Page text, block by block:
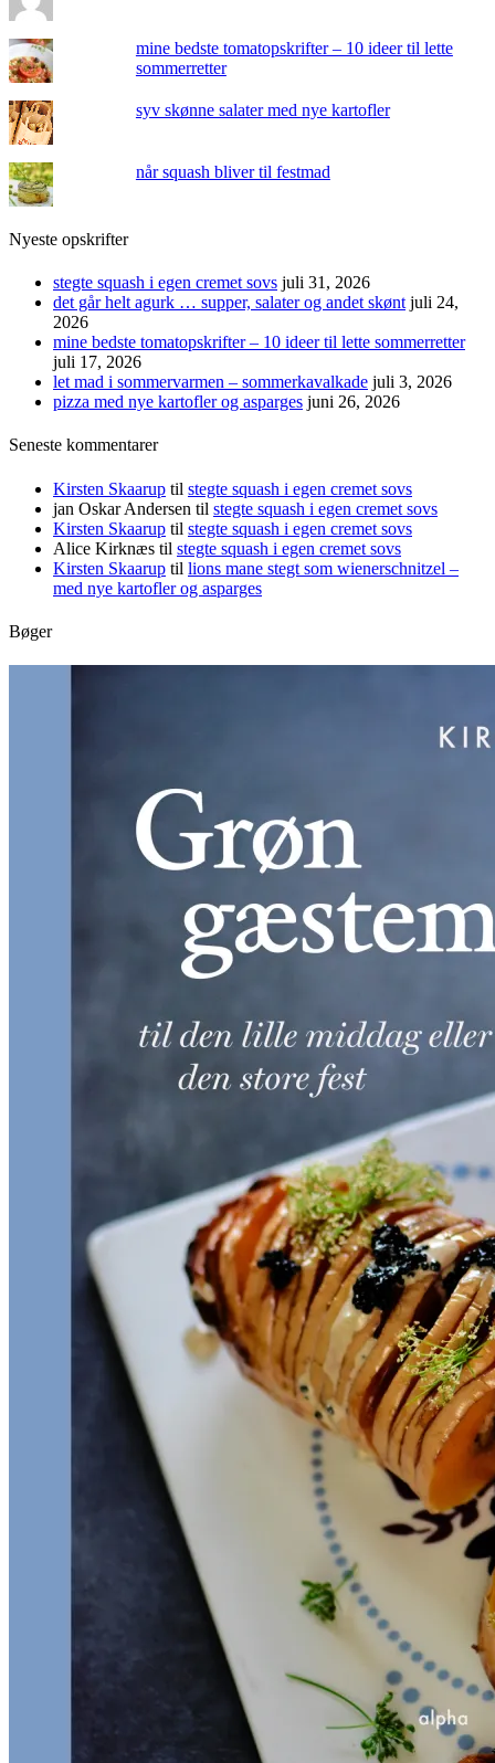
mine bedste tomatopskrifter – 10 ideer til lette
sommerretter
syv skønne salater med nye kartofler
når squash bliver til festmad
Nyeste opskrifter
stegte squash i egen cremet sovs juli 31, 2026
det går helt agurk … supper, salater og andet skønt juli 24,
2026
mine bedste tomatopskrifter – 10 ideer til lette sommerretter
juli 17, 2026
let mad i sommervarmen – sommerkavalkade juli 3, 2026
pizza med nye kartofler og asparges juni 26, 2026
Seneste kommentarer
Kirsten Skaarup til stegte squash i egen cremet sovs
jan Oskar Andersen til stegte squash i egen cremet sovs
Kirsten Skaarup til stegte squash i egen cremet sovs
Alice Kirknæs til stegte squash i egen cremet sovs
Kirsten Skaarup til lions mane stegt som wienerschnitzel –
med nye kartofler og asparges
Bøger